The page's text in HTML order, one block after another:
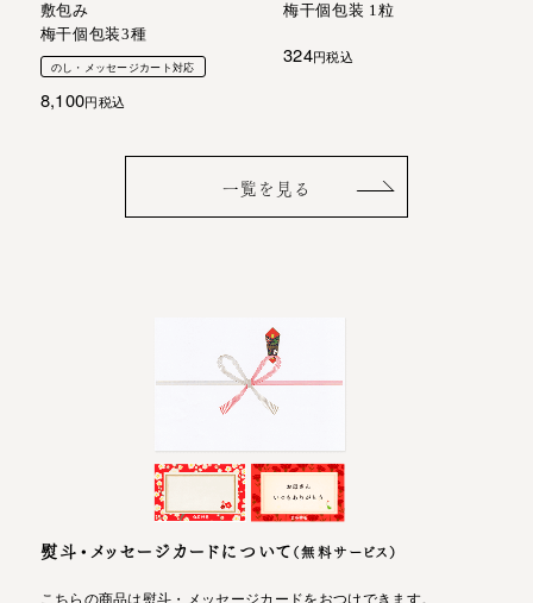
敷包み
梅干個包装3種
のし・メッセージカート対応
8,100 税込
梅干個包装 1粒
324 税込
一覧を見る
熨斗・メッセージカードについて （無料サービス）
こちらの商品は熨斗・メッセージカードをおつけできます。